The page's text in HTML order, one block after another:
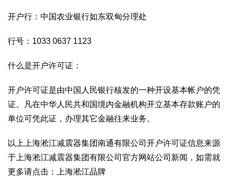
开户行：中国农业银行如东双甸分理处
行号：1033 0637 1123
什么是开户许可证：
开户许可证是由中国人民银行核发的一种开设基本帐户的凭
证。凡在中华人民共和国境内金融机构开立基本存款账户的
单位可凭此证，办理其它金融往来业务。
以上上海淞江减震器集团南通有限公司开户许可证信息来源
于上海淞江减震器集团有限公司官方网站公司新闻，如需就
更多请点击：上海淞江品牌